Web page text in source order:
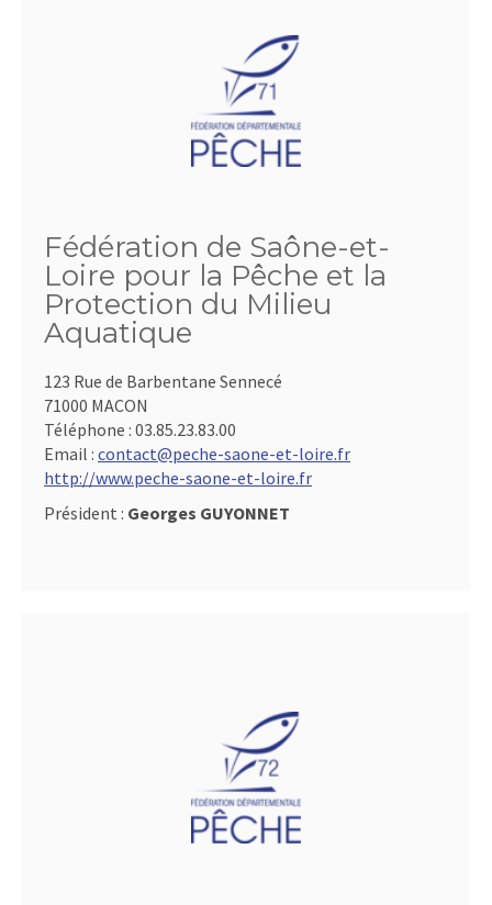
Fédération de Saône-et-
Loire pour la Pêche et la
Protection du Milieu
Aquatique
123 Rue de Barbentane Sennecé
71000 MACON
Téléphone : 03.85.23.83.00
Email : contact@peche-saone-et-loire.fr
http://www.peche-saone-et-loire.fr
Président : Georges GUYONNET